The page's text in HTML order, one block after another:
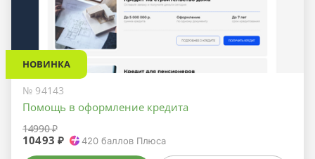
НОВИНКА
№ 94143
Помощь в оформление кредита
14990 ₽
10493 ₽ 420 баллов Плюса